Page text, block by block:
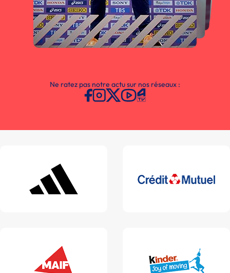
Ne ratez pas notre actu sur nos réseaux :